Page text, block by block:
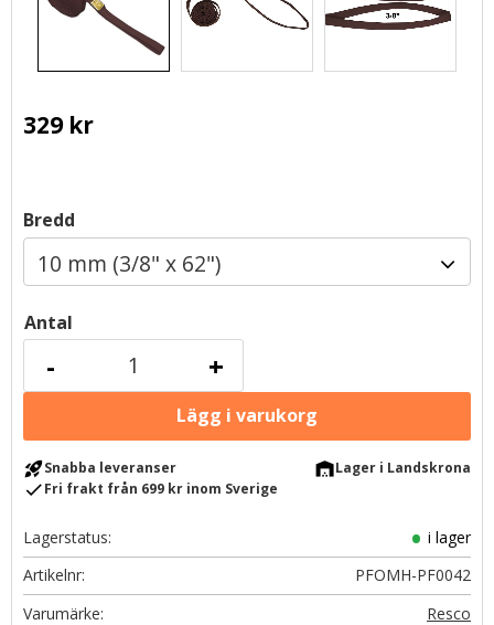
329kr
Bredd
Antal
+
-
rocket_launchSnabba leveranser warehouseLager i Landskrona
checkFri frakt från 699 kr inom Sverige
Lagerstatus
i lager
Artikelnr
PFOMH-PF0042
Resco